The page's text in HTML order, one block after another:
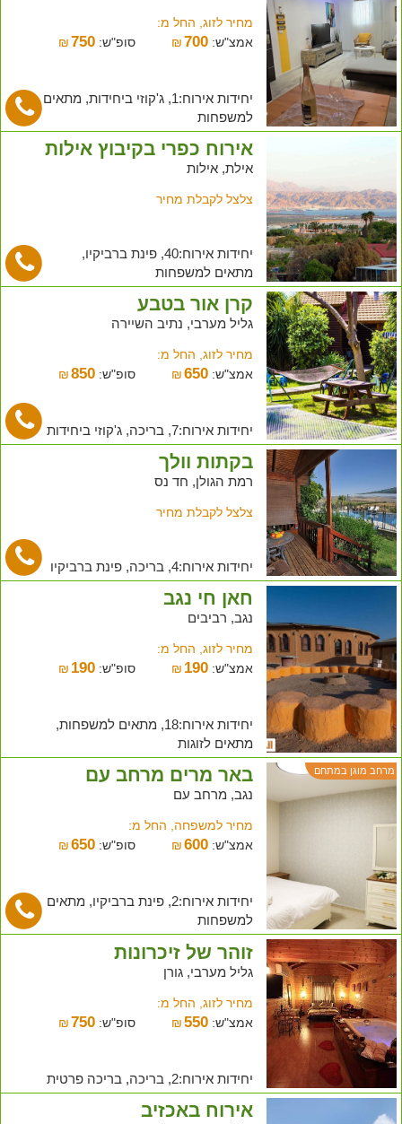
מחיר לזוג, החל מ:
אמצ"ש:
₪700 סופ"ש: ₪ 750
יחידות אירוח:1, ג'קוזי ביחידות, מתאים
למשפחות
אירוח כפרי בקיבוץ אילות
אילת, אילות
צלצל לקבלת מחיר
יחידות אירוח:40, פינת ברביקיו,
מתאים למשפחות
קרן אור בטבע
גליל מערבי, נתיב השיירה
מחיר לזוג, החל מ:
אמצ"ש:
₪650 סופ"ש: ₪ 850
יחידות אירוח:7, בריכה, ג'קוזי ביחידות
בקתות וולך
רמת הגולן, חד נס
צלצל לקבלת מחיר
יחידות אירוח:4, בריכה, פינת ברביקיו
חאן חי נגב
נגב, רביבים
מחיר לזוג, החל מ:
אמצ"ש:
₪ 190 סופ"ש: ₪ 190
יחידות אירוח:18, מתאים למשפחות,
מתאים לזוגות
מרחב מוגן במתחם באר מרים מרחב עם
נגב, מרחב עם
מחיר למשפחה, החל מ:
אמצ"ש:
₪600 סופ"ש: ₪ 650
יחידות אירוח:2, פינת ברביקיו, מתאים
למשפחות
זוהר של זיכרונות
גליל מערבי, גורן
מחיר לזוג, החל מ:
אמצ"ש:
₪550 סופ"ש: ₪ 750
יחידות אירוח:2, בריכה, בריכה פרטית
אירוח באכזיב